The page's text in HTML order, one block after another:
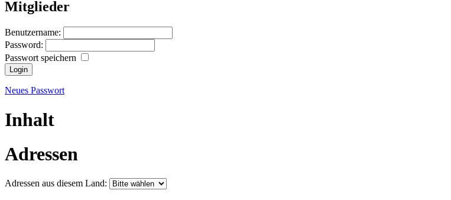
Mitglieder
Benutzername:
Password:
Passwort speichern
Neues Passwort
Inhalt
Adressen
Adressen aus diesem Land: